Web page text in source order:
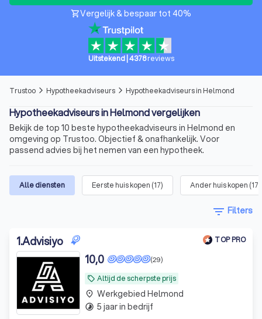
shopping_cartVergelijk & bespaar tot 40%
Uitstekend| 4378 reviews
Trustoo arrow_forward_ios Hypotheekadviseurs arrow_forward_ios Hypotheekadviseurs in Helmond
Hypotheekadviseurs in Helmond vergelijken
Bekijk de top 10 beste hypotheekadviseurs in Helmond en
omgeving op Trustoo. Objectief & onafhankelijk. Voor
passend advies bij het nemen van een hypotheek.
Alle diensten Eerste huis kopen (17) Ander huis kopen (17
filter_list Filters
1.Advisiyo TOP PRO
local_offer Altijd de scherpste prijs
(29)
10,0
place Werkgebied Helmond
timelapse 5 jaar in bedrijf